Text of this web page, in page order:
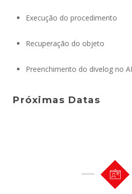
Execução do procedimento
Recuperação do objeto
Preenchimento do divelog no
Próximas Datas